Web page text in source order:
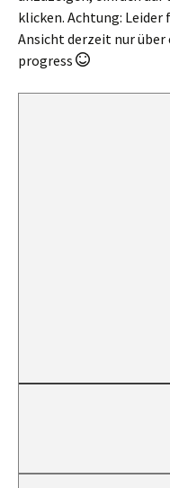
klicken. Achtung:
Ansicht derzeit nur
progress